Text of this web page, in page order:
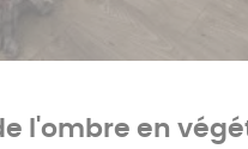
l'ombre en